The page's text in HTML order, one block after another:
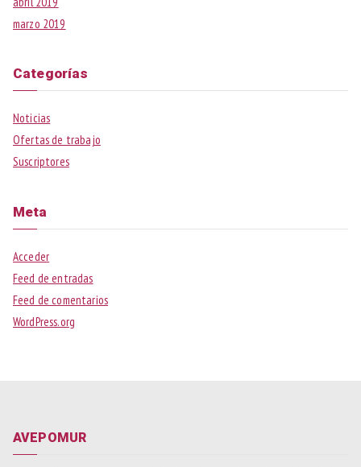
marzo 2019
Categorías
Noticias
Ofertas de trabajo
Suscriptores
Meta
Acceder
Feed de entradas
Feed de comentarios
WordPress.org
AVEPOMUR